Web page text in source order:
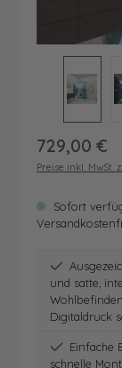
Regulärer Preis:
729,00 €
Preise inkl. MwSt.
Sofort
und satte,
Digitaldruck
Einfache
schnelle